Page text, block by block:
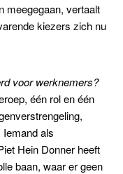
meegegaan, vertaalt
kiezers zich nu
voor werknemers?
één rol en één
als
Hein Donner heeft
baan, waar er geen